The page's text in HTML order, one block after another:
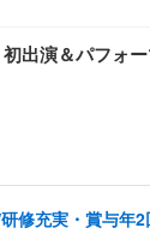
出演＆パフォ
修充実・賞与年2